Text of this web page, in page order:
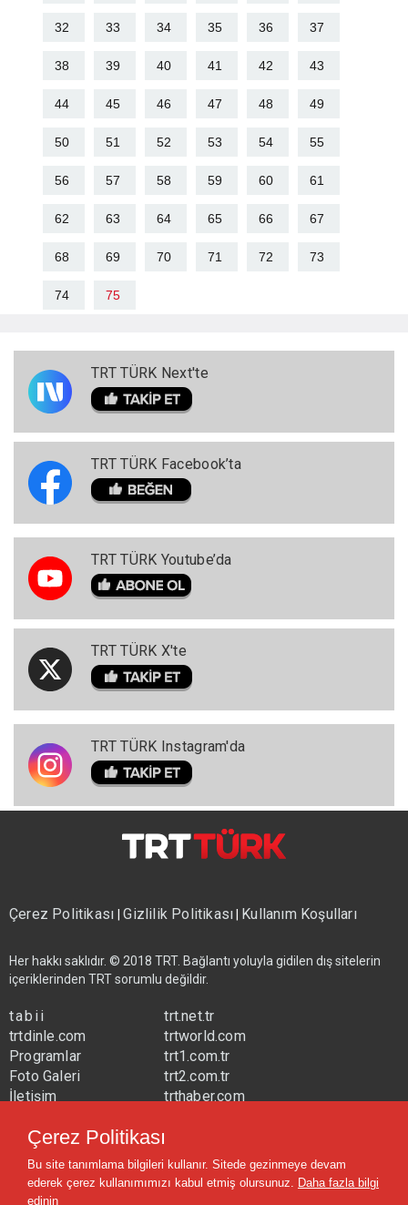
32 33 34 35 36 37
38 39 40 41 42 43
44 45 46 47 48 49
50 51 52 53 54 55
56 57 58 59 60 61
62 63 64 65 66 67
68 69 70 71 72 73
74 75
TRT TÜRK Next'te
TRT TÜRK Facebook’ta
TRT TÜRK Youtube’da
TRT TÜRK X'te
TRT TÜRK Instagram'da
Çerez Politikası|Gizlilik Politikası| Kullanım Koşulları
Her hakkı saklıdır. © 2018 TRT. Bağlantı yoluyla gidilen dış sitelerin
içeriklerinden TRT sorumlu değildir.
tabii
trtdinle.com
Programlar
Foto Galeri
İletişim
trt.net.tr
trtworld.com
trt1.com.tr
trt2.com.tr
trthaber.com
trtavaz.com.tr
trtmuzik.net.tr
trtcocuk.net.tr
Çerez Politikası
Bu site tanımlama bilgileri kullanır. Sitede gezinmeye devam
ederek çerez kullanımımızı kabul etmiş olursunuz. Daha fazla bilgi
edinin